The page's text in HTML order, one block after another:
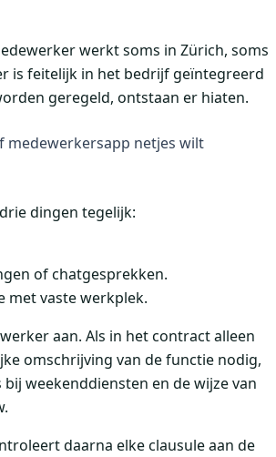
werkt soms in Zürich, soms
is feitelijk in het bedrijf geïntegreerd
geregeld, ontstaan er hiaten.
medewerkersapp netjes wilt
dingen tegelijk:
of chatgesprekken.
met vaste werkplek.
aan. Als in het contract alleen
omschrijving van de functie nodig,
weekenddiensten en de wijze van
daarna elke clausule aan de